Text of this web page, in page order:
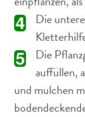
Die
Die
auffüllen,
und mulchen